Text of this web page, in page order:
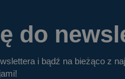
do
i bądź na bieżąco z